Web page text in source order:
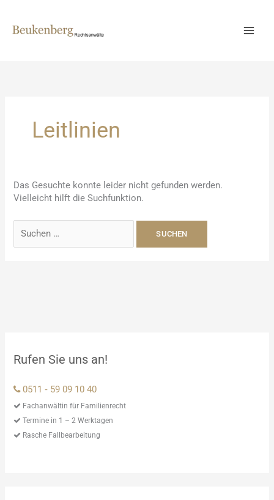
springen
Leitlinien
Das Gesuchte konnte leider nicht gefunden werden.
Vielleicht hilft die Suchfunktion.
nach:
Rufen Sie uns an!
0511 ‑ 59 09 10 40
Fachanwältin für Familienrecht
Termine in 1 – 2 Werktagen
Rasche Fallbearbeitung